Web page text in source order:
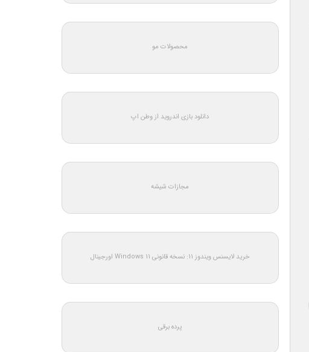
محصولات مو
دانلود بازی اندروید از وطن اپ
مجازات شیشه
خرید لایسنس ویندوز 11: نسخه قانونی Windows 11 اورجینال
پرده برقی